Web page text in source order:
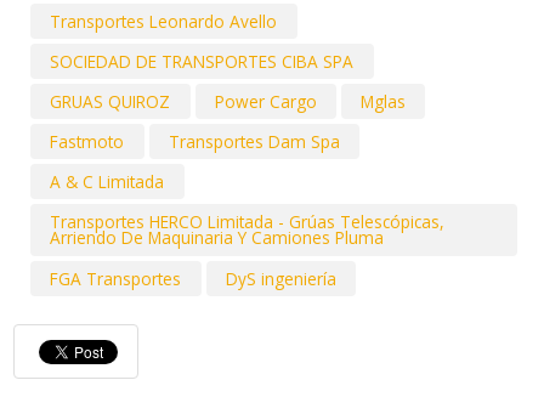
Transportes Leonardo Avello
SOCIEDAD DE TRANSPORTES CIBA SPA
GRUAS QUIROZ
Power Cargo
Mglas
Fastmoto
Transportes Dam Spa
A & C Limitada
Transportes HERCO Limitada - Grúas Telescópicas,
Arriendo De Maquinaria Y Camiones Pluma
FGA Transportes
DyS ingeniería